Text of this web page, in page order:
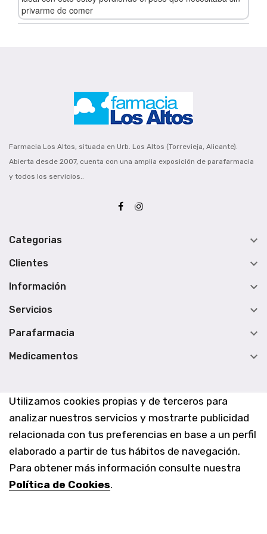
Utilizamos cookies propias y de terceros para
analizar nuestros servicios y mostrarte publicidad
relacionada con tus preferencias en base a un perfil
elaborado a partir de tus hábitos de navegación.
Para obtener más información consulte nuestra
Política de Cookies.
privarme de comer
Farmacia Los Altos, situada en Urb. Los Altos (Torrevieja, Alicante).
Abierta desde 2007, cuenta con una amplia exposición de parafarmacia
y todos los servicios..
Categorias 
Clientes 
Información 
Servicios 
Parafarmacia 
Medicamentos 